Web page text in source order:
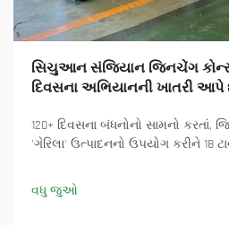
સિચુઆન સંજિયાન જિનચેંગ
દિવસના અભિયાનની ખાતરી આપે
120+ દિવસના બંધનોનો સામનો
'ગેરિલા' ઉત્પાદનનો ઉપયોગ કરીને 18
વધુ માહિતી મેળવો.
વધુ જુઓ